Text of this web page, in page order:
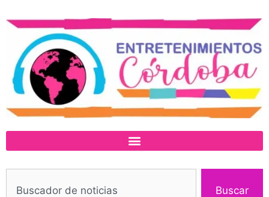
Buscar